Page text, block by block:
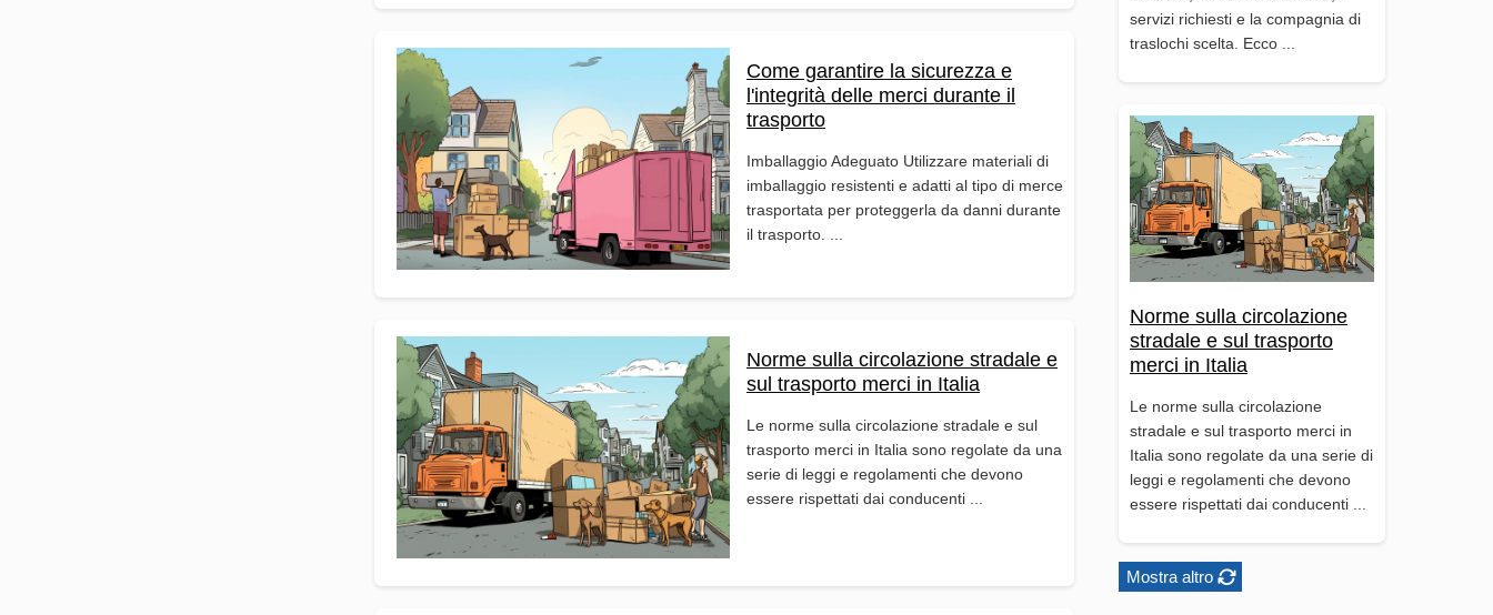
servizi richiesti e la compagnia di
traslochi scelta. Ecco ...
Norme sulla circolazione
stradale e sul trasporto
merci in Italia
Le norme sulla circolazione
stradale e sul trasporto merci in
Italia sono regolate da una serie di
leggi e regolamenti che devono
essere rispettati dai conducenti ...
Mostra altro
Come garantire la sicurezza e
l'integrità delle merci durante il
trasporto
Imballaggio Adeguato Utilizzare materiali di
imballaggio resistenti e adatti al tipo di merce
trasportata per proteggerla da danni durante
il trasporto. ...
Norme sulla circolazione stradale e
sul trasporto merci in Italia
Le norme sulla circolazione stradale e sul
trasporto merci in Italia sono regolate da una
serie di leggi e regolamenti che devono
essere rispettati dai conducenti ...